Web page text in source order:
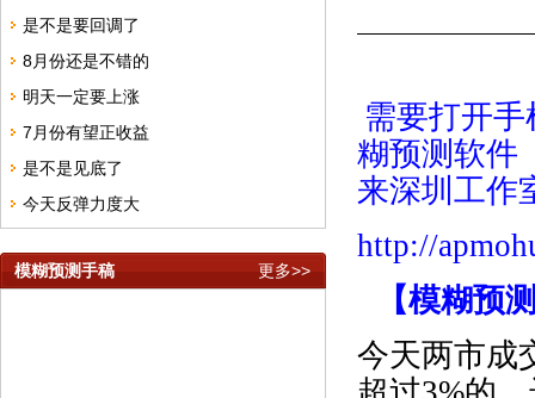
是不是要回调了
8月份还是不错的
明天一定要上涨
7月份有望正收益
是不是见底了
今天反弹力度大
模糊预测手稿 更多>>
需要打开
糊预测软件
来深圳工作
http://
【模糊预
今天两市成